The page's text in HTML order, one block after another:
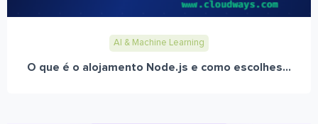
AI & Machine Learning
O que é o alojamento Node.js e como escolhes...